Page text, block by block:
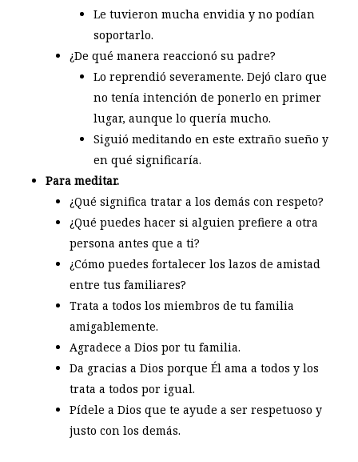
Le tuvieron mucha envidia y no podían
soportarlo.
¿De qué manera reaccionó su padre?
Lo reprendió severamente. Dejó claro que
no tenía intención de ponerlo en primer
lugar, aunque lo quería mucho.
Siguió meditando en este extraño sueño y
en qué significaría.
Para meditar.
¿Qué significa tratar a los demás con respeto?
¿Qué puedes hacer si alguien prefiere a otra
persona antes que a ti?
¿Cómo puedes fortalecer los lazos de amistad
entre tus familiares?
Trata a todos los miembros de tu familia
amigablemente.
Agradece a Dios por tu familia.
Da gracias a Dios porque Él ama a todos y los
trata a todos por igual.
Pídele a Dios que te ayude a ser respetuoso y
justo con los demás.